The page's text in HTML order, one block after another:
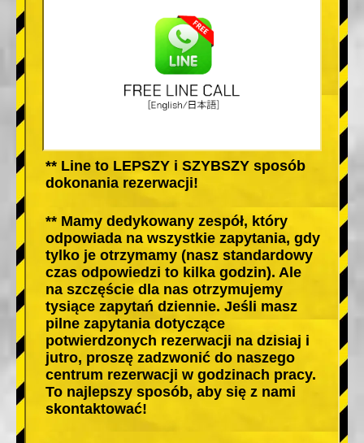
** Line to LEPSZY i SZYBSZY sposób
dokonania rezerwacji!
** Mamy dedykowany zespół, który
odpowiada na wszystkie zapytania, gdy
tylko je otrzymamy (nasz standardowy
czas odpowiedzi to kilka godzin). Ale
na szczęście dla nas otrzymujemy
tysiące zapytań dziennie. Jeśli masz
pilne zapytania dotyczące
potwierdzonych rezerwacji na dzisiaj i
jutro, proszę zadzwonić do naszego
centrum rezerwacji w godzinach pracy.
To najlepszy sposób, aby się z nami
skontaktować!